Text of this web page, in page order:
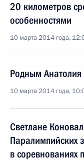
20 километров
особенностями
10 марта 2014 года,
Родным Анатолия
10 марта 2014 года,
Светлане
Паралимпийских
в